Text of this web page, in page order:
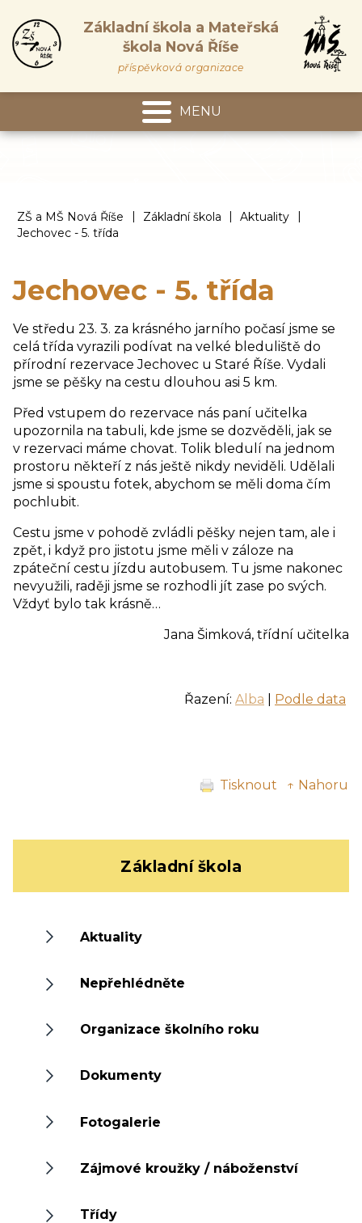
Základní škola a Mateřská
škola Nová Říše
příspěvková organizace
MENU
ZŠ a MŠ Nová Říše | Základní škola | Aktuality
|
Jechovec - 5. třída
Jechovec - 5. třída
Ve středu 23. 3. za krásného jarního počasí jsme se
celá třída vyrazili podívat na velké bleduliště do
přírodní rezervace Jechovec u Staré Říše. Vydali
jsme se pěšky na cestu dlouhou asi 5 km.
Před vstupem do rezervace nás paní učitelka
upozornila na tabuli, kde jsme se dozvěděli, jak se
v rezervaci máme chovat. Tolik bledulí na jednom
prostoru někteří z nás ještě nikdy neviděli. Udělali
jsme si spoustu fotek, abychom se měli doma čím
pochlubit.
Cestu jsme v pohodě zvládli pěšky nejen tam, ale i
zpět, i když pro jistotu jsme měli v záloze na
zpáteční cestu jízdu autobusem. Tu jsme nakonec
nevyužili, raději jsme se rozhodli jít zase po svých.
Vždyť bylo tak krásně…
Jana Šimková, třídní učitelka
Řazení: Alba Podle data
Tisknout ↑ Nahoru
Základní škola
Aktuality
Nepřehlédněte
Organizace školního roku
Dokumenty
Fotogalerie
Zájmové kroužky / náboženství
Třídy